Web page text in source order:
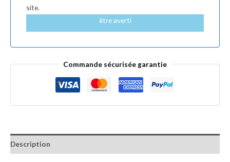
site.
être averti
Commande sécurisée garantie
Description